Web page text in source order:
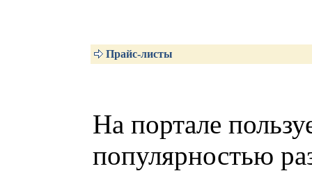
Прайс-листы
На портале
популярностью